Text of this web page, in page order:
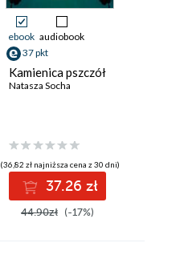
ebook audiobook
37 pkt
Kamienica pszczół
Natasza Socha
(36,82 zł najniższa cena z 30 dni)
37.26 zł
44.90zł (-17%)